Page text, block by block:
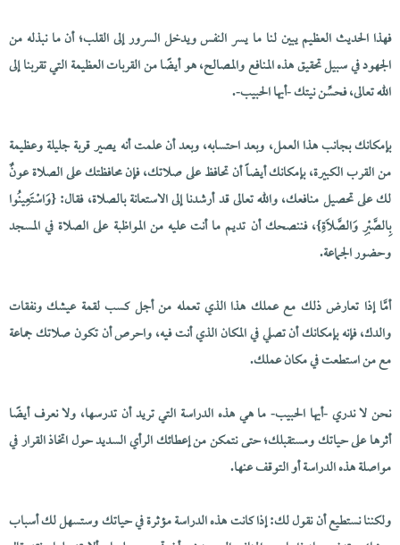
فهذا الحديث العظيم يبين لنا ما يسر النفس ويدخل السرور إلى القلب؛ أن ما نبذله من
الجهود في سبيل تحقيق هذه المنافع والمصالح، هو أيضًا من القربات العظيمة التي تقربنا إلى
الله تعالى، فحسِّن نيتك -أيها الحبيب-.
بإمكانك بجانب هذا العمل، وبعد احتسابه، وبعد أن علمت أنه يصير قربة جليلة وعظيمة
من القرب الكبيرة، بإمكانك أيضاً أن تحافظ على صلاتك، فإن محافظتك على الصلاة عونٌ
لك على تحصيل منافعك، والله تعالى قد أرشدنا إلى الاستعانة بالصلاة، فقال: {وَاسْتَعِينُوا
بِالصَّبْرِ وَالصَّلَاةِ}، فننصحك أن تديم ما أنت عليه من المواظبة على الصلاة في المسجد
وحضور الجماعة.
أمَّا إذا تعارض ذلك مع عملك هذا الذي تعمله من أجل كسب لقمة عيشك ونفقات
والدك، فإنه بإمكانك أن تصلي في المكان الذي أنت فيه، واحرص أن تكون صلاتك جماعة
مع من استطعت في مكان عملك.
نحن لا ندري -أيها الحبيب- ما هي هذه الدراسة التي تريد أن تدرسها، ولا نعرف أيضًا
أثرها على حياتك ومستقبلك؛ حتى نتمكن من إعطائك الرأي السديد حول اتخاذ القرار في
مواصلة هذه الدراسة أو التوقف عنها.
ولكننا نستطيع أن نقول لك: إذا كانت هذه الدراسة مؤثرة في حياتك وستسهل لك أسباب